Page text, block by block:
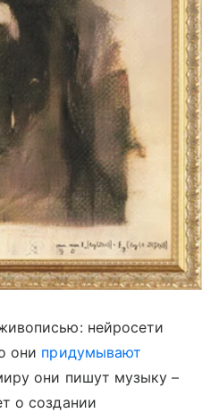
нейросети
они придумывают
они пишут музыку –
о создании